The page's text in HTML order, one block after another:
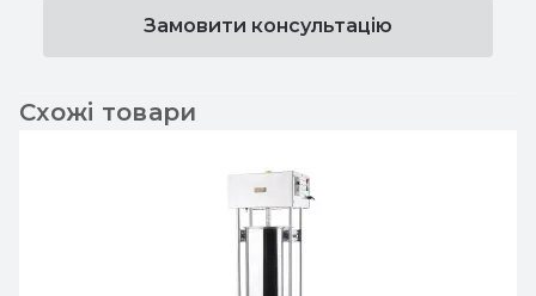
Замовити консультацію
Схожі товари